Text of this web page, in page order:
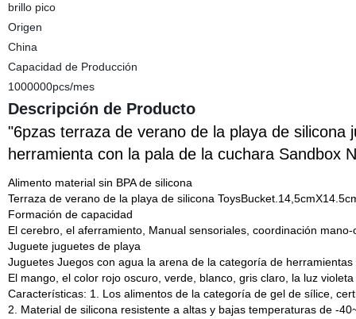
brillo pico
Origen
China
Capacidad de Producción
1000000pcs/mes
Descripción de Producto
"6pzas terraza de verano de la playa de
herramienta con la pala de la cuchara Sandbox
Alimento material sin BPA de silicona
Terraza de verano de la playa de silicona
Formación de capacidad
El cerebro, el aferramiento, Manual sensoriales, coordinación
Juguete juguetes de playa
Juguetes Juegos con agua la arena de la categoría de
El mango, el color rojo oscuro, verde, blanco, gris claro, la luz violeta
Características: 1. Los alimentos de la categoría de gel de sílice,
2. Material de silicona resistente a altas y bajas temperaturas de -